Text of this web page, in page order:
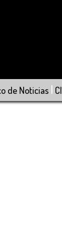
de Noticias |